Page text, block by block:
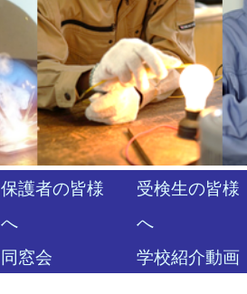
保護者の皆様
へ
受検生の皆様
へ
同窓会 学校紹介動画